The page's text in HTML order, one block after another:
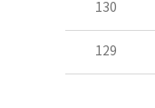
130
129